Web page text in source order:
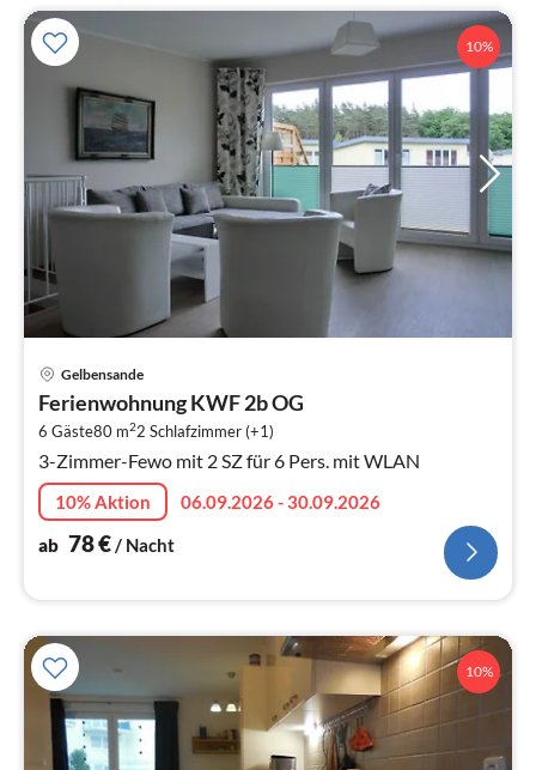
10%
Gelbensande
Ferienwohnung KWF 2b OG
6 Gäste80 m22 Schlafzimmer (+1)
3-Zimmer-Fewo mit 2 SZ für 6 Pers. mit WLAN
10% Aktion
06.09.2026 - 30.09.2026
ab 78€ / Nacht
10%